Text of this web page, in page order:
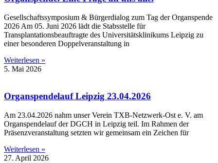
Gesellschaftssymposium & Bürgerdialog zum Tag der Organspende
2026 Am 05. Juni 2026 lädt die Stabsstelle für
Transplantationsbeauftragte des Universitätsklinikums Leipzig zu
einer besonderen Doppelveranstaltung in
Weiterlesen »
5. Mai 2026
Organspendelauf Leipzig 23.04.2026
Am 23.04.2026 nahm unser Verein TXB-Netzwerk-Ost e. V. am
Organspendelauf der DGCH in Leipzig teil. Im Rahmen der
Präsenzveranstaltung setzten wir gemeinsam ein Zeichen für
Weiterlesen »
27. April 2026